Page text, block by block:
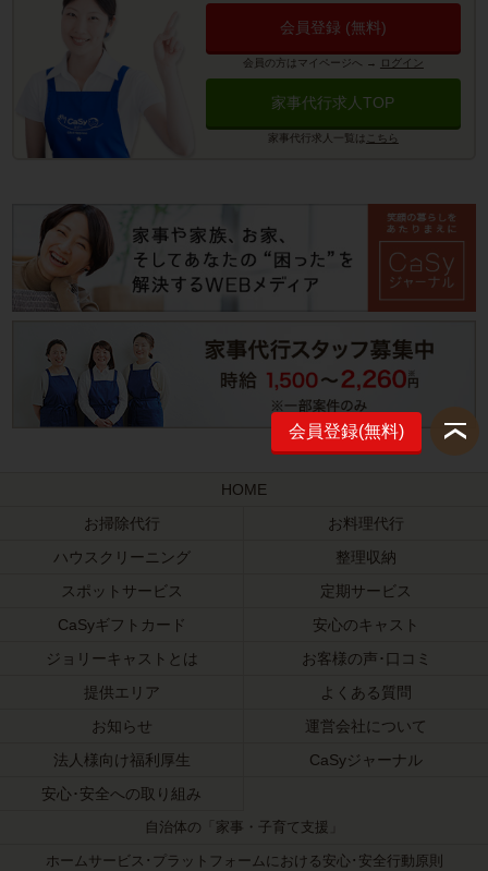
会員登録 (無料)
会員の方はマイページへ → ログイン
家事代行求人TOP
家事代行求人一覧は こちら
会員登録(無料)
HOME
お掃除代行
お料理代行
ハウスクリーニング
整理収納
スポットサービス
定期サービス
CaSyギフトカード
安心のキャスト
ジョリーキャストとは
お客様の声･口コミ
提供エリア
よくある質問
お知らせ
運営会社について
法人様向け福利厚生
CaSyジャーナル
安心･安全への取り組み
自治体の「家事・子育て支援」
ホームサービス･プラットフォームにおける安心･安全行動原則